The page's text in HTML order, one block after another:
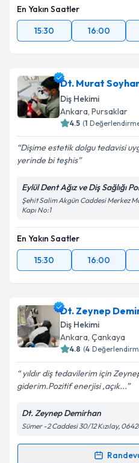
En Yakın Saatler
15:30
16:00
Dt. Murat
Diş Hekimi
Ankara, Pursaklar
4.5 (1
Dişime estetik dolgu tedavisi
yerinde bi teşhis
Eylül Dent Ağız ve Diş Sağlığı
Şehit Salim Akgün Caddesi Merkez
Kapı No:1
En Yakın Saatler
15:30
16:00
Dt. Zeynep
Diş Hekimi
Ankara, Çankaya
4.8 (4
yıldır diş tedavilerim için
giderim.Pozitif enerjisi ,açık...
Dt. Zeynep Demirhan
Sümer -2 Caddesi 30/12 Kızılay,